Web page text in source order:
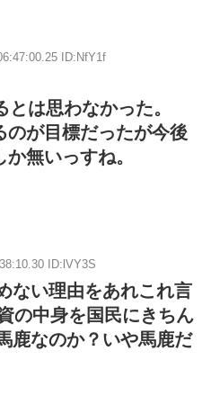
ID:NfY1f
は思わなかった。
のが目標だったが今後
無いっすね。
ID:lVY3S
ない理由をあれこれ言
の中身を国民にきちん
鹿なのか？いや馬鹿だ